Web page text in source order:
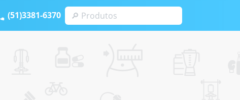
(51)3381-6370